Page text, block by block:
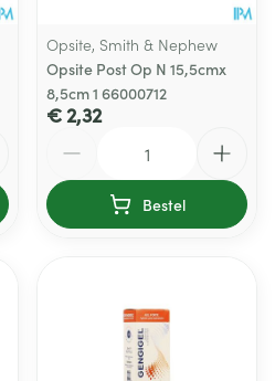
Opsite, Smith & Nephew
Opsite Post Op N 15,5cmx
8,5cm 1 66000712
€ 2,32
Bestel